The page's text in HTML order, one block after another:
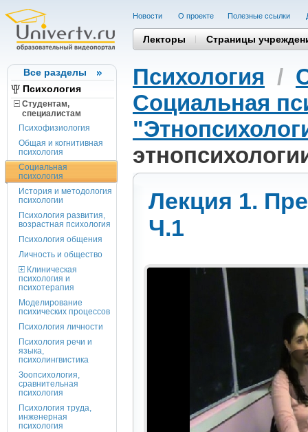
Все разделы
Психология
Студентам,
cпециалистам
Психофизиология
Общая и когнитивная
психология
Социальная
психология
История и методология
психологии
Психология развития,
возрастная психология
Психология общения
Личность и общество
Клиническая
психология и
психотерапия
Моделирование
психических процессов
Психология личности
Психология речи и
языка,
психолингвистика
Зоопсихология,
сравнительная
психология
Психология труда,
инженерная
психология
Новости О проекте Полезные cсылки
Лекторы Страницы
Психология /
Социальная
Лекция 1.
Ч.1